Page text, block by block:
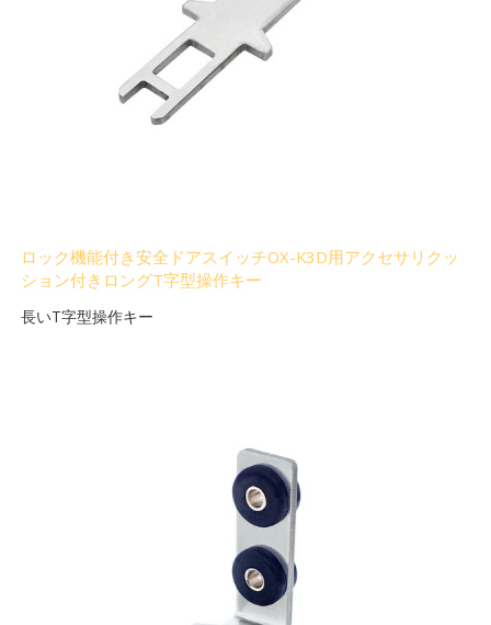
ロック機能付き安全ドアスイッチOX-K3D用アクセサリクッ
ション付きロングT字型操作キー
長いT字型操作キー